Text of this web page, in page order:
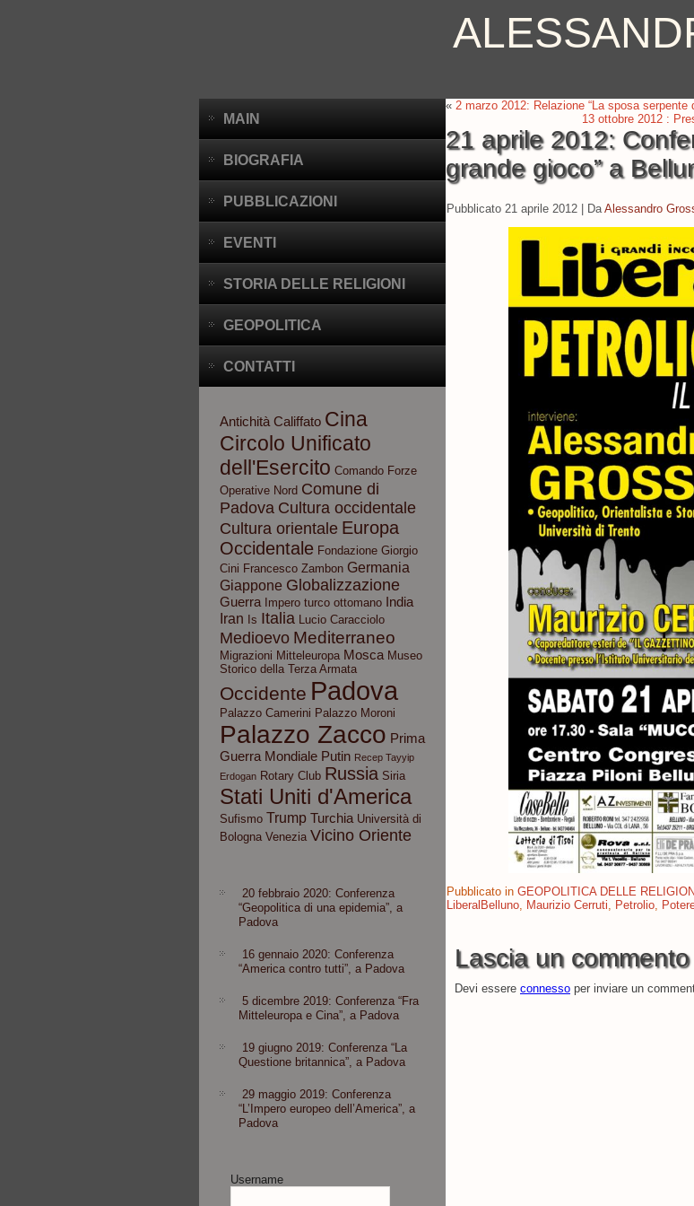
MAIN
BIOGRAFIA
PUBBLICAZIONI
EVENTI
STORIA DELLE RELIGIONI
GEOPOLITICA
CONTATTI
Antichità Califfato Cina
Circolo Unificato
dell'Esercito Comando Forze
Operative Nord Comune di
Padova Cultura occidentale
Cultura orientale Europa
Occidentale Fondazione Giorgio
Cini Francesco Zambon Germania
Giappone Globalizzazione
Guerra Impero turco ottomano India
Iran Is Italia Lucio Caracciolo
Medioevo Mediterraneo
Migrazioni Mitteleuropa Mosca Museo
Storico della Terza Armata
Occidente Padova
Palazzo Camerini Palazzo Moroni
Palazzo Zacco Prima
Guerra Mondiale Putin Recep Tayyip
Erdogan Rotary Club Russia Siria
Stati Uniti d'America
Sufismo Trump Turchia Università di
Bologna Venezia Vicino Oriente
20 febbraio 2020: Conferenza
“Geopolitica di una epidemia”, a
Padova
16 gennaio 2020: Conferenza
“America contro tutti”, a Padova
5 dicembre 2019: Conferenza “Fra
Mitteleuropa e Cina”, a Padova
19 giugno 2019: Conferenza “La
Questione britannica”, a Padova
29 maggio 2019: Conferenza
“L’Impero europeo dell’America”, a
Padova
Username
« 2 marzo 2012: Relazione “La sposa
13 ottobre 2012 :
21 aprile 2012:
grande gioco” a
Pubblicato 21 aprile 2012 Da Alessandro
Pubblicato in GEOPOLITICA DELLE RELIGIONI
LiberalBelluno, Maurizio Cerruti, Petrolio,
Lascia un commento
Devi essere connesso per inviare un